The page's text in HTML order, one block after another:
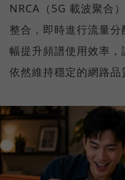
NRCA（5G 載波聚合
整合，即時進行流量
幅提升頻譜使用效率
依然維持穩定的網路品